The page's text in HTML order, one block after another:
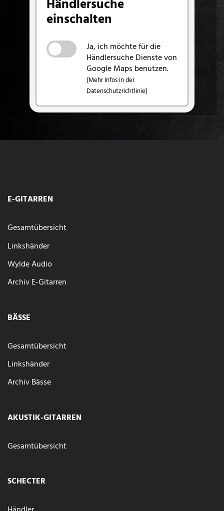
einschalten
Ja, ich möchte für die
Händlersuche Dienste von
Google Maps benutzen.
(Mehr Infos in der
Datenschutzrichtlinie)
E-GITARREN
Gesamtübersicht
Linkshänder
Wylde Audio
Archiv E-Gitarren
BÄSSE
Gesamtübersicht
Linkshänder
Archiv Bässe
AKUSTIK-GITARREN
Gesamtübersicht
SCHECTER